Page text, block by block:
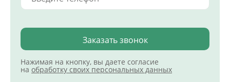
Заказать звонок
Нажимая на кнопку, вы даете согласие
на обработку своих персональных данных